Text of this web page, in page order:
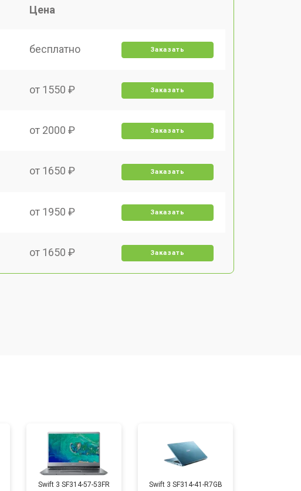
Цена
бесплатно Заказать
от 1550 ₽ Заказать
от 2000 ₽ Заказать
от 1650 ₽ Заказать
от 1950 ₽ Заказать
от 1650 ₽ Заказать
от 1350 ₽ Заказать
Swift 3 SF314-57-53FR Swift 3 SF314-41-R7GB